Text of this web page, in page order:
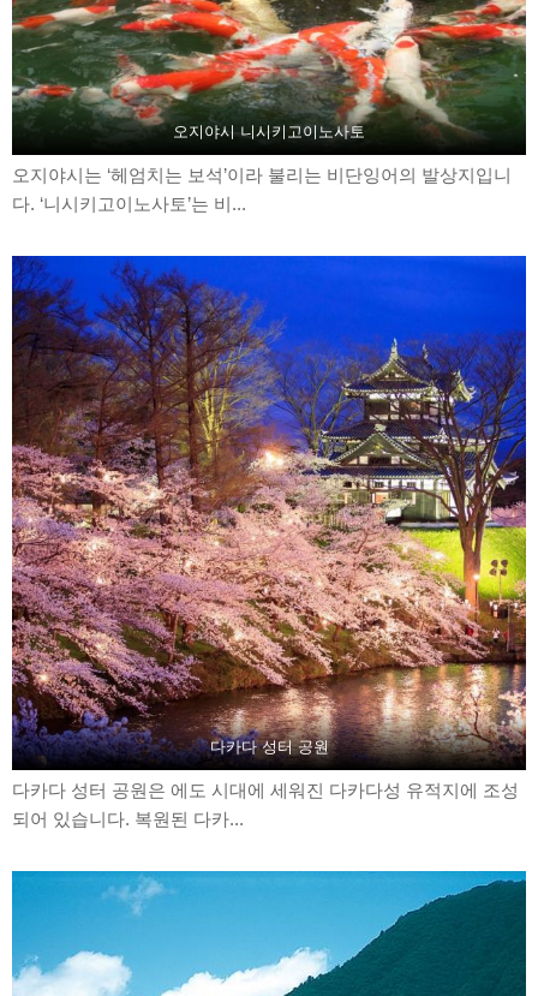
오지야시 니시키고이노사토
오지야시는 ‘헤엄치는 보석’이라 불리는 비단잉어의 발상지입니
다. ‘니시키고이노사토’는 비...
다카다 성터 공원
다카다 성터 공원은 에도 시대에 세워진 다카다성 유적지에 조성
되어 있습니다. 복원된 다카...